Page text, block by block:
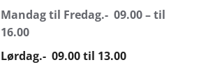
Mandag til Fredag.- 09.00 – til
16.00
Lørdag.- 09.00 til 13.00